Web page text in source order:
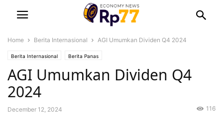
Home Berita Internasional AGI Umumkan Dividen Q4 2024
Berita Internasional Berita Panas
AGI Umumkan Dividen Q4
2024
December 12, 2024 116